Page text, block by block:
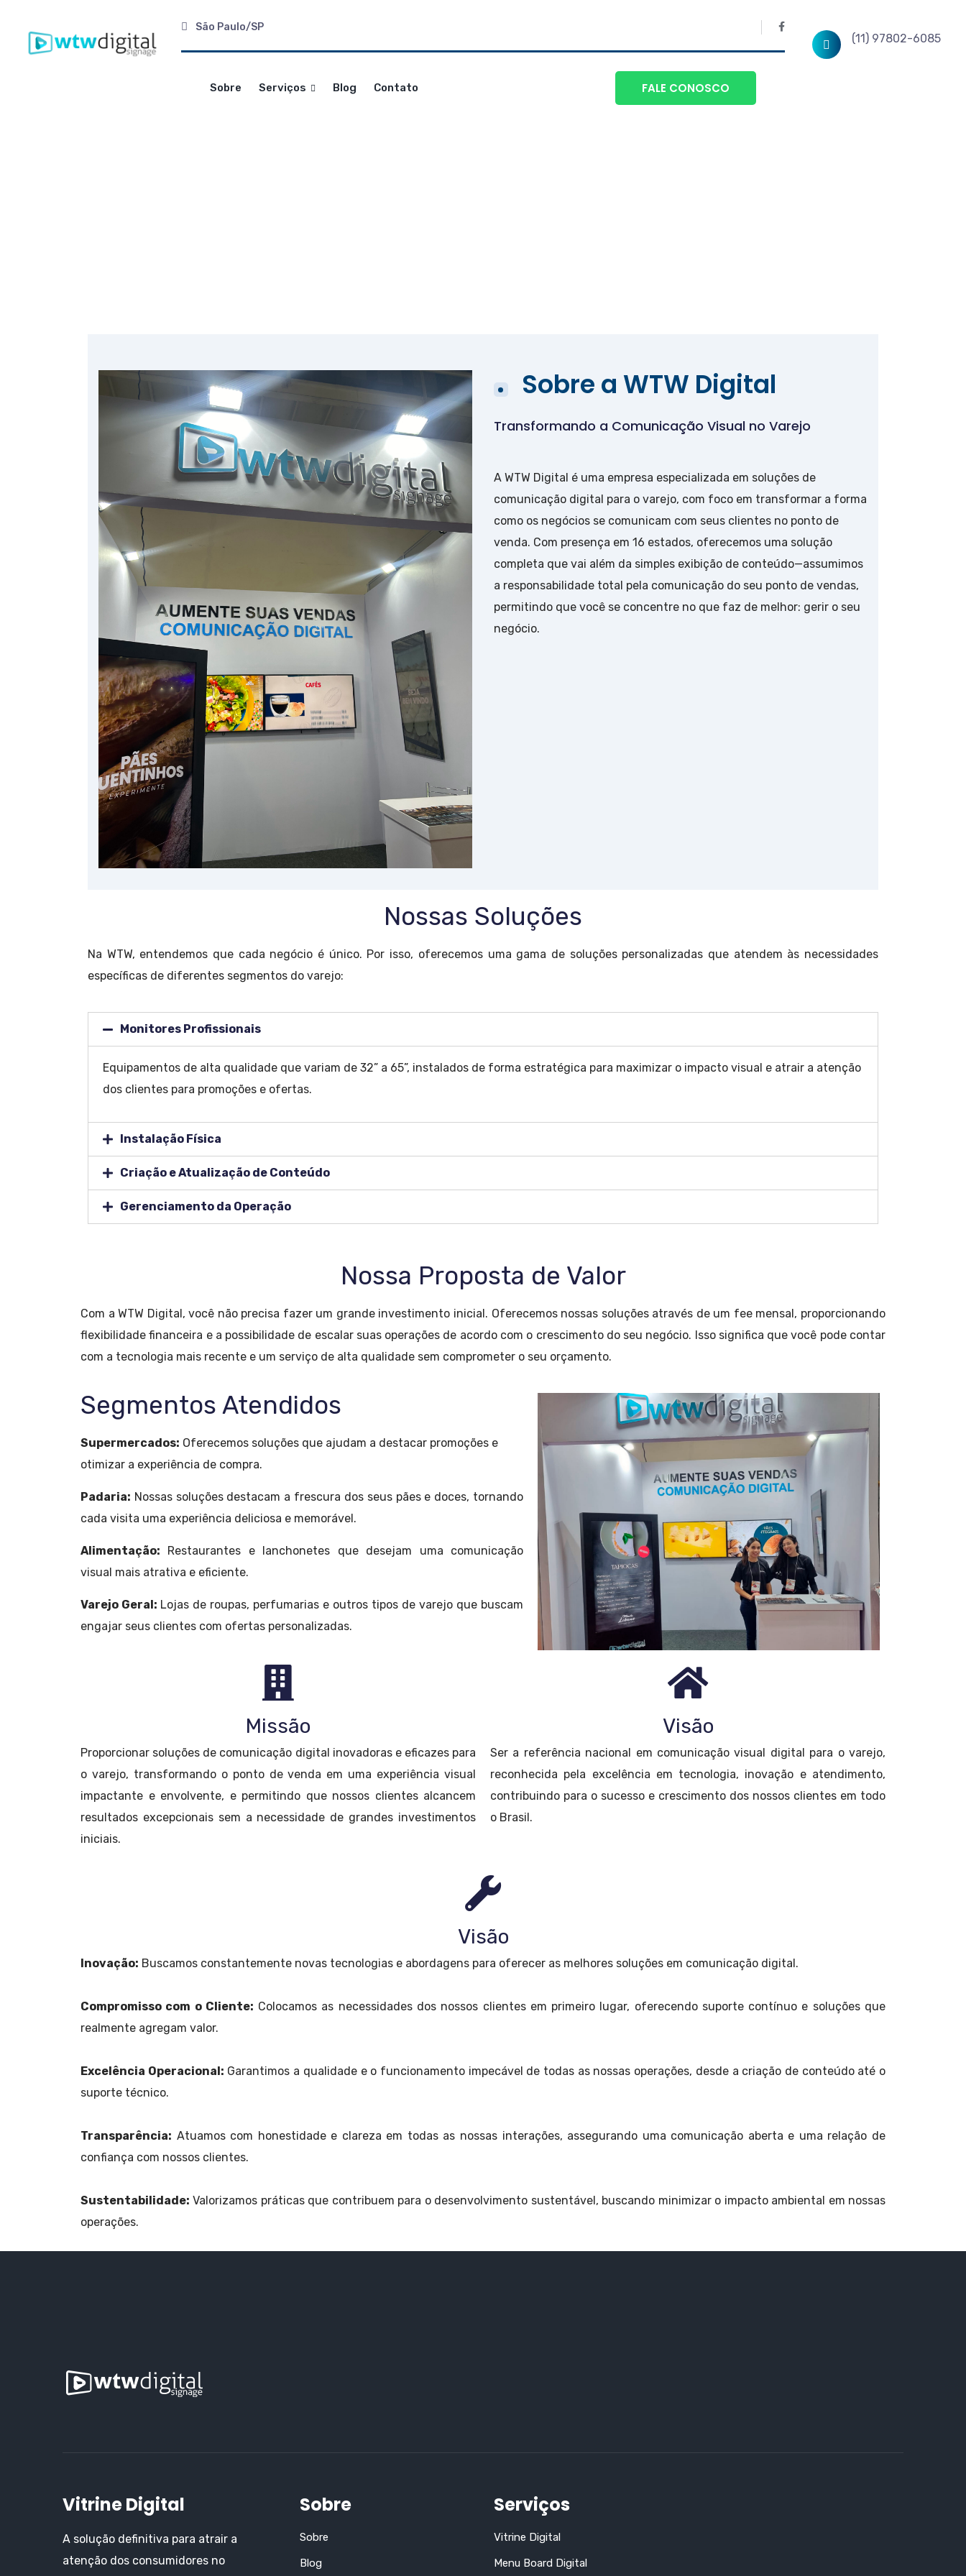
São Paulo/SP
Sobre Serviços Blog Contato FALE CONOSCO
(11) 97802-6085
Sobre a WTW Digital
Transformando a Comunicação Visual no Varejo
A WTW Digital é uma empresa especializada em soluções de
comunicação digital para o varejo, com foco em transformar a forma
como os negócios se comunicam com seus clientes no ponto de
venda. Com presença em 16 estados, oferecemos uma solução
completa que vai além da simples exibição de conteúdo—assumimos
a responsabilidade total pela comunicação do seu ponto de vendas,
permitindo que você se concentre no que faz de melhor: gerir o seu
negócio.
Nossas Soluções
Na WTW, entendemos que cada negócio é único. Por isso, oferecemos uma gama de soluções personalizadas que atendem às necessidades
específicas de diferentes segmentos do varejo:
Monitores Profissionais
Equipamentos de alta qualidade que variam de 32” a 65”, instalados de forma estratégica para maximizar o impacto visual e atrair a atenção
dos clientes para promoções e ofertas.
Instalação Física
Criação e Atualização de Conteúdo
Gerenciamento da Operação
Nossa Proposta de Valor
Com a WTW Digital, você não precisa fazer um grande investimento inicial. Oferecemos nossas soluções através de um fee mensal, proporcionando
flexibilidade financeira e a possibilidade de escalar suas operações de acordo com o crescimento do seu negócio. Isso significa que você pode contar
com a tecnologia mais recente e um serviço de alta qualidade sem comprometer o seu orçamento.
Segmentos Atendidos
Supermercados: Oferecemos soluções que ajudam a destacar promoções e
otimizar a experiência de compra.
Padaria: Nossas soluções destacam a frescura dos seus pães e doces, tornando
cada visita uma experiência deliciosa e memorável.
Alimentação:
Restaurantes e lanchonetes que desejam uma comunicação
visual mais atrativa e eficiente.
Varejo Geral: Lojas de roupas, perfumarias e outros tipos de varejo que buscam
engajar seus clientes com ofertas personalizadas.
Missão
Proporcionar soluções de comunicação digital inovadoras e eficazes para
o varejo, transformando o ponto de venda em uma experiência visual
impactante e envolvente, e permitindo que nossos clientes alcancem
resultados excepcionais sem a necessidade de grandes investimentos
iniciais.
Visão
Ser a referência nacional em comunicação visual digital para o varejo,
reconhecida pela excelência em tecnologia, inovação e atendimento,
contribuindo para o sucesso e crescimento dos nossos clientes em todo
o Brasil.
Visão
Inovação: Buscamos constantemente novas tecnologias e abordagens para oferecer as melhores soluções em comunicação digital.
Compromisso com o Cliente: Colocamos as necessidades dos nossos clientes em primeiro lugar, oferecendo suporte contínuo e soluções que
realmente agregam valor.
Excelência Operacional: Garantimos a qualidade e o funcionamento impecável de todas as nossas operações, desde a criação de conteúdo até o
suporte técnico.
Transparência: Atuamos com honestidade e clareza em todas as nossas interações, assegurando uma comunicação aberta e uma relação de
confiança com nossos clientes.
Sustentabilidade: Valorizamos práticas que contribuem para o desenvolvimento sustentável, buscando minimizar o impacto ambiental em nossas
operações.
Vitrine Digital
A solução definitiva para atrair a
atenção dos consumidores no
Sobre
Sobre
Blog
Serviços
Vitrine Digital
Menu Board Digital